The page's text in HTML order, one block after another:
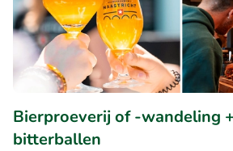
Bierproeverij of -wandeling
bitterballen